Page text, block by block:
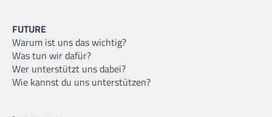
FUTURE
Warum ist uns das wichtig?
Was tun wir dafür?
Wer unterstützt uns dabei?
Wie kannst du uns unterstützen?